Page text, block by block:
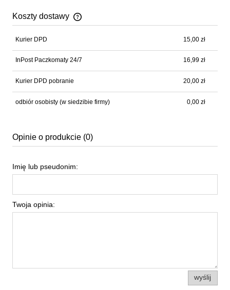
Koszty dostawy
Cena nie zawiera ewentualnych kosztów płatności
Kurier DPD 15,00 zł
InPost Paczkomaty 24/7 16,99 zł
Kurier DPD pobranie 20,00 zł
odbiór osobisty (w siedzibie firmy) 0,00 zł
Opinie o produkcie (0)
Imię lub pseudonim:
Twoja opinia:
wyślij